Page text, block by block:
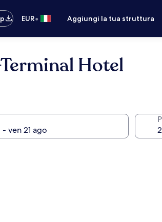
EUR• Aggiungi la tua struttura
Hotel